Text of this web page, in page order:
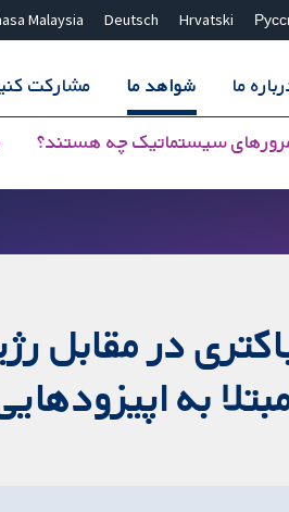
Hrvatski
Deutsch
Malaysia
ما شواهد ما
سیستماتیک چه هستند؟
مشارکت
در مقابل
به